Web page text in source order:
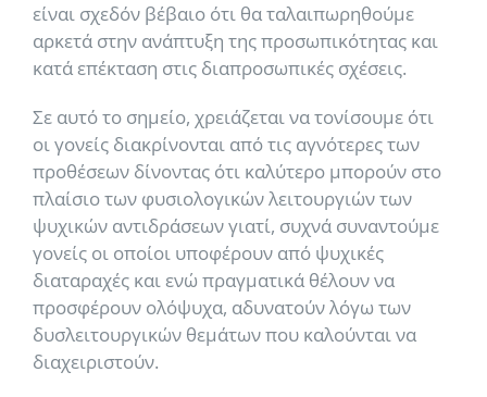
είναι σχεδόν βέβαιο ότι θα ταλαιπωρηθούμε
αρκετά στην ανάπτυξη της προσωπικότητας και
κατά επέκταση στις διαπροσωπικές σχέσεις.
Σε αυτό το σημείο, χρειάζεται να τονίσουμε ότι
οι γονείς διακρίνονται από τις αγνότερες των
προθέσεων δίνοντας ότι καλύτερο μπορούν στο
πλαίσιο των φυσιολογικών λειτουργιών των
ψυχικών αντιδράσεων γιατί, συχνά συναντούμε
γονείς οι οποίοι υποφέρουν από ψυχικές
διαταραχές και ενώ πραγματικά θέλουν να
προσφέρουν ολόψυχα, αδυνατούν λόγω των
δυσλειτουργικών θεμάτων που καλούνται να
διαχειριστούν.